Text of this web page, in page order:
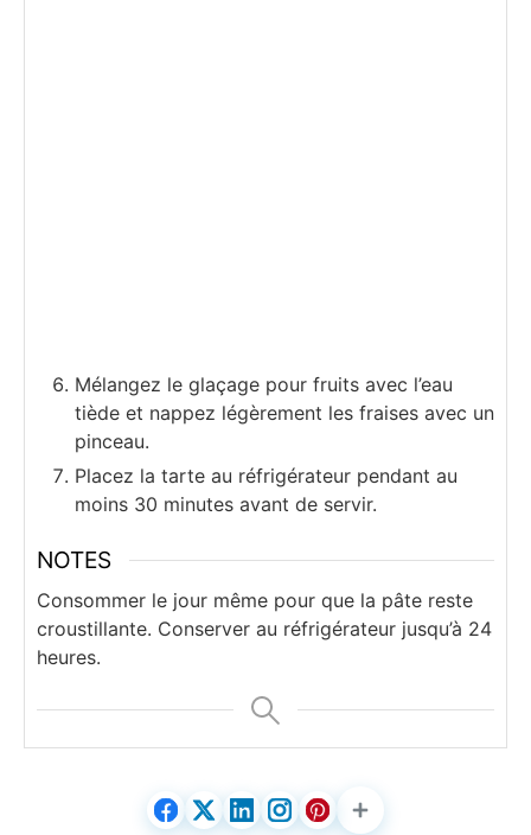
Mélangez le glaçage pour fruits avec l’eau
tiède et nappez légèrement les fraises avec un
pinceau.
Placez la tarte au réfrigérateur pendant au
moins 30 minutes avant de servir.
NOTES
Consommer le jour même pour que la pâte reste
croustillante. Conserver au réfrigérateur jusqu’à 24
heures.